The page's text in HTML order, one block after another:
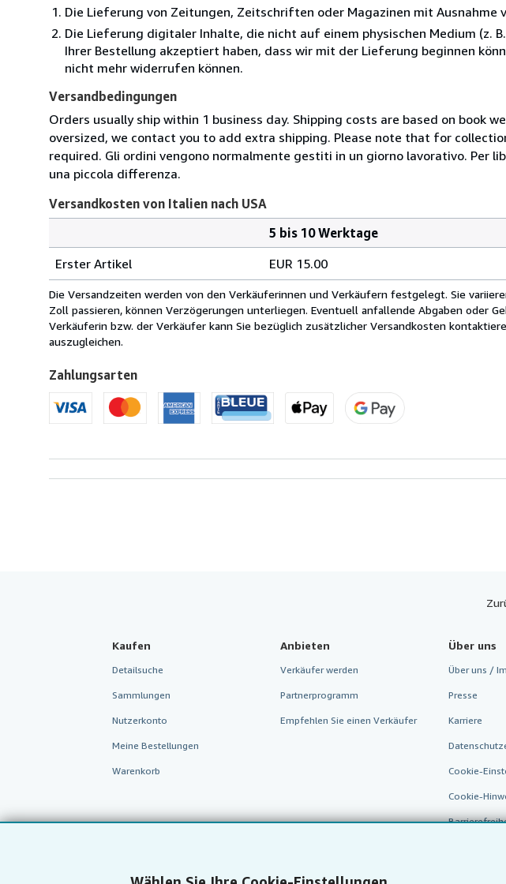
Die Lieferung von Zeitungen, Zeitschriften oder Magazinen mit Ausnahme
Die Lieferung digitaler Inhalte, die nicht auf einem physischen Medium (z.
Ihrer Bestellung akzeptiert haben, dass wir mit der Lieferung beginnen
nicht mehr widerrufen können.
Versandbedingungen
Orders usually ship within 1 business day. Shipping costs are based on book
oversized, we contact you to add extra shipping. Please note that for
required. Gli ordini vengono normalmente gestiti in un giorno lavorativo. Per
una piccola differenza.
Versandkosten von Italien nach USA
von
Italien
nach
USA
5 bis 10 Werktage
Erster Artikel
EUR 15.00
Die Versandzeiten werden von den Verkäuferinnen und Verkäufern festgelegt. Sie
Zoll passieren, können Verzögerungen unterliegen. Eventuell anfallende Abgaben oder
Verkäuferin bzw. der Verkäufer kann Sie bezüglich zusätzlicher Versandkosten
auszugleichen.
Zahlungsarten
Kaufen
Detailsuche
Sammlungen
Nutzerkonto
Meine Bestellungen
Warenkorb
Anbieten
Verkäufer werden
Partnerprogramm
Empfehlen Sie einen Verkäufer
Über uns
Über uns /
Presse
Karriere
Cookie-
Cookie-